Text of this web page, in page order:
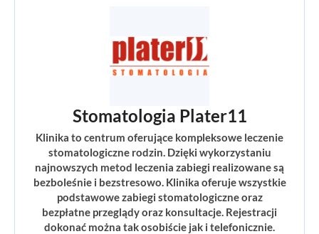
Stomatologia Plater11
Klinika to centrum oferujące kompleksowe leczenie
stomatologiczne rodzin. Dzięki wykorzystaniu
najnowszych metod leczenia zabiegi realizowane są
bezboleśnie i bezstresowo. Klinika oferuje wszystkie
podstawowe zabiegi stomatologiczne oraz
bezpłatne przeglądy oraz konsultacje. Rejestracji
dokonać można tak osobiście jak i telefonicznie.